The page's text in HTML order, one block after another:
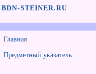
BDN-STEINER.RU
Главная
Предметный указатель